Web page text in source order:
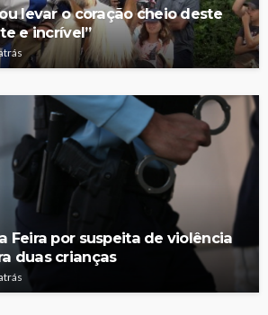
levar o coração cheio deste
e incrível”
Feira por suspeita de violência
duas crianças